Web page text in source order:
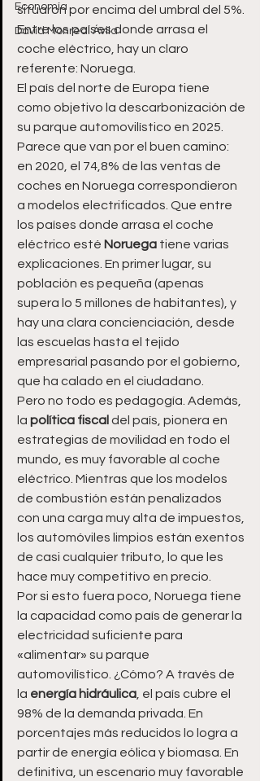
Economía
David Monreal Ávila
situaron por encima del umbral del 5%.
Entre los países donde arrasa el
coche eléctrico, hay un claro
referente: Noruega.
El país del norte de Europa tiene
como objetivo la descarbonización de
su parque automovilístico en 2025.
Parece que van por el buen camino:
en 2020, el 74,8% de las ventas de
coches en Noruega correspondieron
a modelos electrificados. Que entre
los países donde arrasa el coche
eléctrico esté Noruega tiene varias
explicaciones. En primer lugar, su
población es pequeña (apenas
supera lo 5 millones de habitantes), y
hay una clara concienciación, desde
las escuelas hasta el tejido
empresarial pasando por el gobierno,
que ha calado en el ciudadano.
Pero no todo es pedagogía. Además,
la política fiscal del país, pionera en
estrategias de movilidad en todo el
mundo, es muy favorable al coche
eléctrico. Mientras que los modelos
de combustión están penalizados
con una carga muy alta de impuestos,
los automóviles limpios están exentos
de casi cualquier tributo, lo que les
hace muy competitivo en precio.
Por si esto fuera poco, Noruega tiene
la capacidad como país de generar la
electricidad suficiente para
«alimentar» su parque
automovilístico. ¿Cómo? A través de
la energía hidráulica, el país cubre el
98% de la demanda privada. En
porcentajes más reducidos lo logra a
partir de energía eólica y biomasa. En
definitiva, un escenario muy favorable